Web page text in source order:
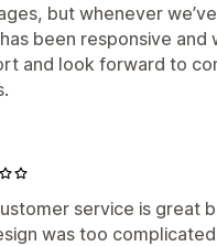
but whenever
been responsive and
and look forward to
service is great
was too